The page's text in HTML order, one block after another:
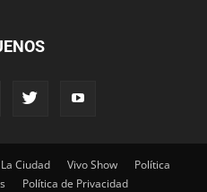
La Ciudad Vivo Show
Política
Política de Privacidad